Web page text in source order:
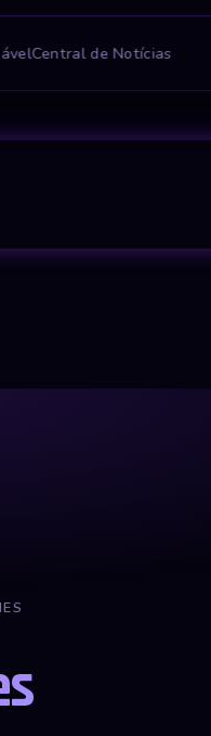
Central de Notícias